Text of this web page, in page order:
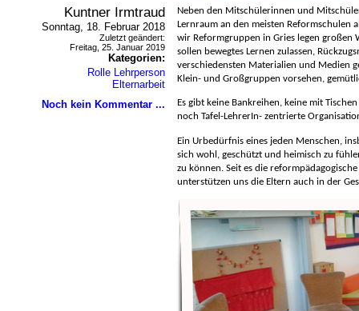
Kuntner Irmtraud
Sonntag, 18. Februar 2018
Zuletzt geändert:
Freitag, 25. Januar 2019
Kategorien:
Rolle Lehrperson
Elternarbeit
Noch kein Kommentar ...
Neben den Mitschülerinnen und
Lernraum an den meisten Reformschulen
wir Reformgruppen in Gries legen großen
sollen bewegtes Lernen zulassen,
verschiedensten Materialien und Medien
Klein- und Großgruppen vorsehen,
Es gibt keine Bankreihen, keine mit
noch Tafel-LehrerIn- zentrierte
Ein Urbedürfnis eines jeden Menschen,
sich wohl, geschützt und heimisch zu
zu können. Seit es die
unterstützen uns die Eltern auch in der